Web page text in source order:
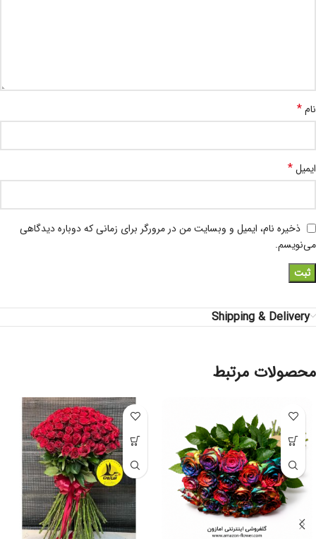
نام*
ایمیل*
ذخیره نام، ایمیل و وبسایت من در مرورگر برای زمانی که دوباره دیدگاهی
می‌نویسم.
Shipping & Delivery
محصولات مرتبط